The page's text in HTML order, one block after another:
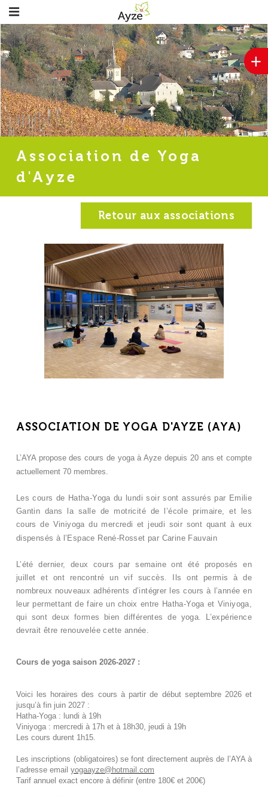
+
Association de Yoga
d'Ayze
Retour aux associations
ASSOCIATION DE YOGA D'AYZE (AYA)
L’AYA propose des cours de yoga à Ayze depuis 20 ans et compte
actuellement 70 membres.
Les cours de Hatha-Yoga du lundi soir sont assurés par Emilie
Gantin dans la salle de motricité de l’école primaire, et les
cours de Viniyoga du mercredi et jeudi soir sont quant à eux
dispensés à l’Espace René-Rosset par Carine Fauvain
L’été dernier, deux cours par semaine ont été proposés en
juillet et ont rencontré un vif succès. Ils ont permis à de
nombreux nouveaux adhérents d’intégrer les cours à l’année en
leur permettant de faire un choix entre Hatha-Yoga et Viniyoga,
qui sont deux formes bien différentes de yoga. L’expérience
devrait être renouvelée cette année.
Cours de yoga saison 2026-2027 :
Voici les horaires des cours à partir de début septembre 2026 et
jusqu’à fin juin 2027 :
Hatha-Yoga : lundi à 19h
Viniyoga : mercredi à 17h et à 18h30, jeudi à 19h
Les cours durent 1h15.
Les inscriptions (obligatoires) se font directement auprès de l’AYA à
l’adresse email yogaayze@hotmail.com
Tarif annuel exact encore à définir (entre 180€ et 200€)